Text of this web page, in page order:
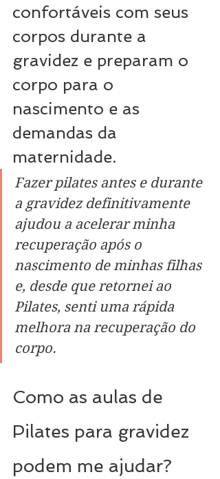
confortáveis ​​com seus
corpos durante a
gravidez e preparam o
corpo para o
nascimento e as
demandas da
maternidade.
Fazer pilates antes e durante
a gravidez definitivamente
ajudou a acelerar minha
recuperação após o
nascimento de minhas filhas
e, desde que retornei ao
Pilates, senti uma rápida
melhora na recuperação do
corpo.
Como as aulas de
Pilates para gravidez
podem me ajudar?